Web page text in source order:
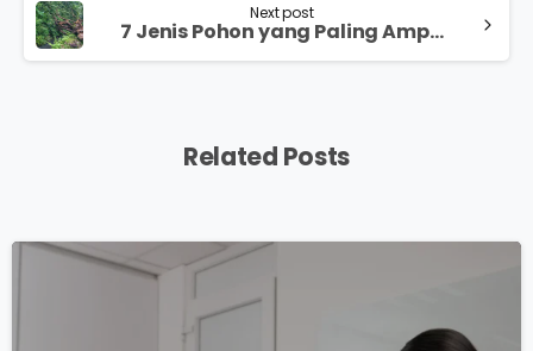
Next post
7 Jenis Pohon yang Paling Ampuh Mencegah Banjir dan Longsor
Related Posts